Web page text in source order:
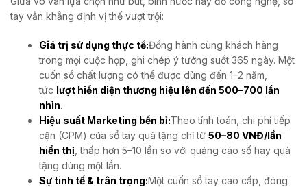
tay vẫn khẳng định vị thế vượt trội:
Giá trị sử dụng thực tế:Đồng hành cùng khách hàng
trong mọi cuộc họp, ghi chép ý tưởng suốt 365 ngày. Một
cuốn sổ chất lượng có thể được dùng đến 1–2 năm,
tức lượt hiển diện thương hiệu lên đến 500–700 lần
nhìn.
Hiệu suất Marketing bền bỉ:Theo tính toán, chi phí tiếp
cận (CPM) của sổ tay quà tặng chỉ từ 50–80 VNĐ/lần
hiển thị , thấp hơn 5–10 lần so với quảng cáo số hay quà
tặng dùng một lần.
Sự tinh tế & trân trọng:Một cuốn sổ tay cao cấp, đóng